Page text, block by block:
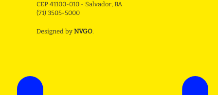
CEP 41100-010 - Salvador, BA
(71) 3505-5000
Designed by NVGO.